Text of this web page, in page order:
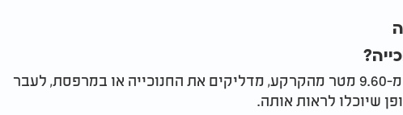
אם הדירה שלכם היא פחות מ-9.60 מטר מהקרקע, מדליקים את החנוכייה או במרפסת, לעבר
שיוכלו לראות אותה.